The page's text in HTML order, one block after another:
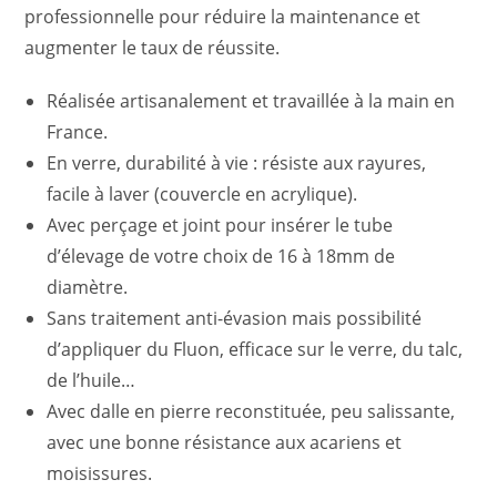
professionnelle pour réduire la maintenance et
augmenter le taux de réussite.
Réalisée artisanalement et travaillée à la main en
France.
En verre, durabilité à vie : résiste aux rayures,
facile à laver (couvercle en acrylique).
Avec perçage et joint pour insérer le tube
d’élevage de votre choix de 16 à 18mm de
diamètre.
Sans traitement anti-évasion mais possibilité
d’appliquer du Fluon, efficace sur le verre, du talc,
de l’huile…
Avec dalle en pierre reconstituée, peu salissante,
avec une bonne résistance aux acariens et
moisissures.